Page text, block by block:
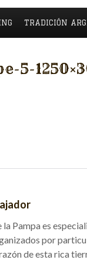
TRADICIÓN
5-
la Pampa es
por
de esta rica